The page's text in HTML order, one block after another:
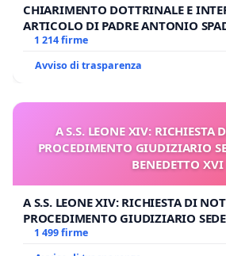
CHIARIMENTO DOTTRINALE E
ARTICOLO DI PADRE ANTONIO
1 214 firme
Avviso di trasparenza
A S.S. LEONE XIV: RICHIESTA
PROCEDIMENTO GIUDIZIARIO
BENEDETTO XVI
A S.S. LEONE XIV: RICHIESTA DI
PROCEDIMENTO GIUDIZIARIO
BENEDETTO XVI
1 499 firme